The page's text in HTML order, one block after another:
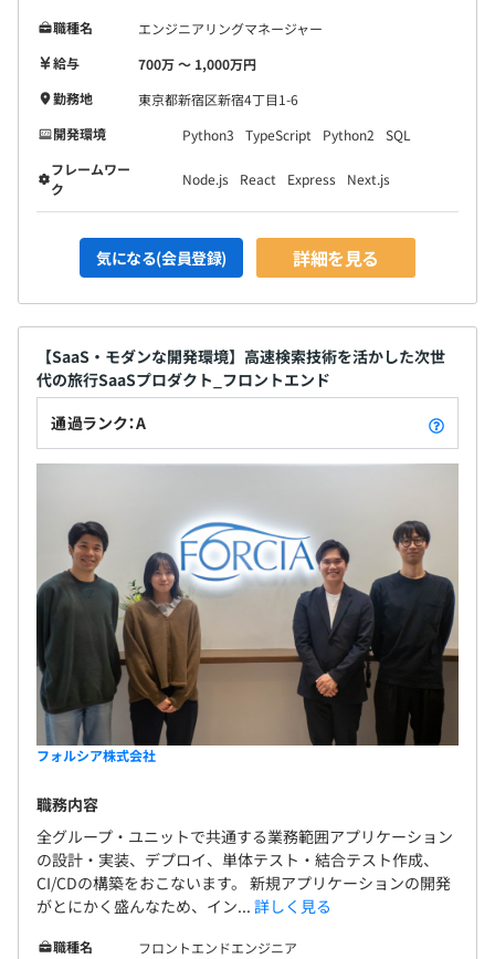
職種名
エンジニアリングマネージャー
給与
700万 〜 1,000万円
勤務地
東京都新宿区新宿4丁目1-6
開発環境
Python3 TypeScript Python2
SQL
フレームワー
ク
Node.js React Express Next.js
気になる(会員登録) 詳細を見る
【SaaS・モダンな開発環境】高速検索技術を活かした次世
代の旅行SaaSプロダクト_フロントエンド
通過ランク：A
フォルシア株式会社
職務内容
全グループ・ユニットで共通する業務範囲アプリケーション
の設計・実装、デプロイ、単体テスト・結合テスト作成、
CI/CDの構築をおこないます。 新規アプリケーションの開発
がとにかく盛んなため、イン... 詳しく見る
職種名
フロントエンドエンジニア